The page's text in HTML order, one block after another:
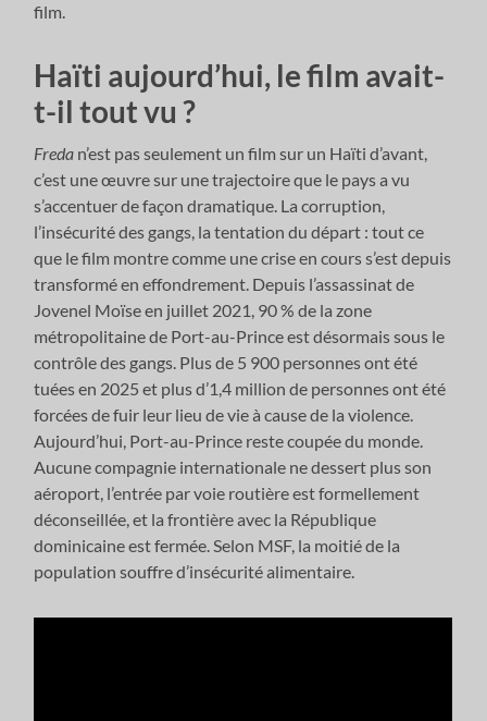
film.
Haïti aujourd’hui, le film avait-
t-il tout vu ?
Freda n’est pas seulement un film sur un Haïti d’avant,
c’est une œuvre sur une trajectoire que le pays a vu
s’accentuer de façon dramatique. La corruption,
l’insécurité des gangs, la tentation du départ : tout ce
que le film montre comme une crise en cours s’est depuis
transformé en effondrement. Depuis l’assassinat de
Jovenel Moïse en juillet 2021, 90 % de la zone
métropolitaine de Port-au-Prince est désormais sous le
contrôle des gangs. Plus de 5 900 personnes ont été
tuées en 2025 et plus d’1,4 million de personnes ont été
forcées de fuir leur lieu de vie à cause de la violence.
Aujourd’hui, Port-au-Prince reste coupée du monde.
Aucune compagnie internationale ne dessert plus son
aéroport, l’entrée par voie routière est formellement
déconseillée, et la frontière avec la République
dominicaine est fermée. Selon MSF, la moitié de la
population souffre d’insécurité alimentaire.